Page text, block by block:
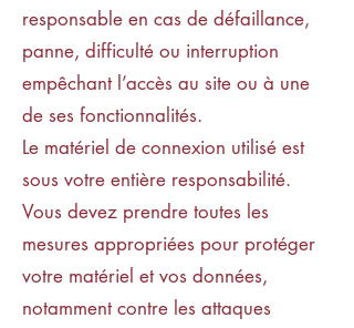
responsable en cas de défaillance,
panne, difficulté ou interruption
empêchant l’accès au site ou à une
de ses fonctionnalités.
Le matériel de connexion utilisé est
sous votre entière responsabilité.
Vous devez prendre toutes les
mesures appropriées pour protéger
votre matériel et vos données,
notamment contre les attaques